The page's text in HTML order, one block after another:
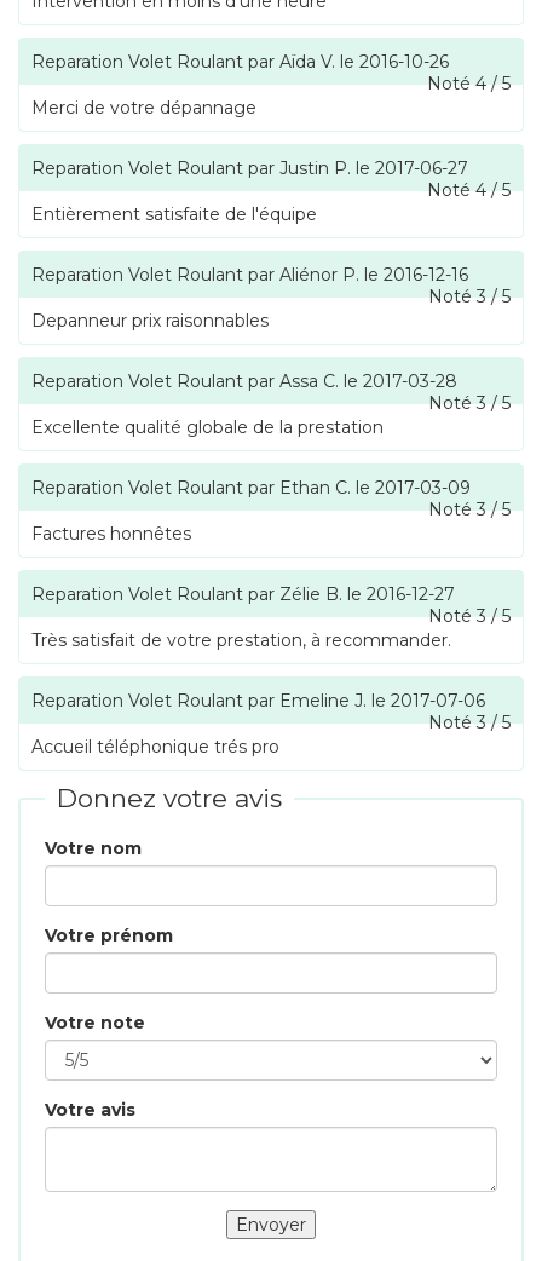
Reparation Volet Roulant par Aïda V. le 2016-10-26
Noté4/5
Merci de votre dépannage
Reparation Volet Roulant par Justin P. le 2017-06-27
Noté4/5
Entièrement satisfaite de l'équipe
Reparation Volet Roulant par Aliénor P. le 2016-12-16
Noté3/5
Depanneur prix raisonnables
Reparation Volet Roulant par Assa C. le 2017-03-28
Noté3/5
Excellente qualité globale de la prestation
Reparation Volet Roulant par Ethan C. le 2017-03-09
Noté3/5
Factures honnêtes
Reparation Volet Roulant par Zélie B. le 2016-12-27
Noté3/5
Très satisfait de votre prestation, à recommander.
Reparation Volet Roulant par Emeline J. le 2017-07-06
Noté3/5
Accueil téléphonique trés pro
Donnez votre avis
Votre nom
Votre prénom
Votre note
Votre avis